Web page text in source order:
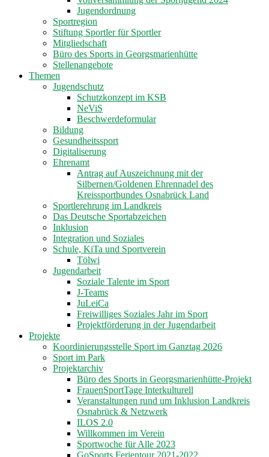
Jugendordnung
Sportregion
Stiftung Sportler für Sportler
Mitgliedschaft
Büro des Sports in Georgsmarienhütte
Stellenangebote
Themen
Jugendschutz
Schutzkonzept im KSB
NeViS
Beschwerdeformular
Bildung
Gesundheitssport
Digitaliserung
Ehrenamt
Antrag auf Auszeichnung mit der
Silbernen/Goldenen Ehrennadel des
Kreissportbundes Osnabrück Land
Sportlerehrung im Landkreis
Das Deutsche Sportabzeichen
Inklusion
Integration und Soziales
Schule, KiTa und Sportverein
Tölwi
Jugendarbeit
Soziale Talente im Sport
J-Teams
JuLeiCa
Freiwilliges Soziales Jahr im Sport
Projektförderung in der Jugendarbeit
Projekte
Koordinierungsstelle Sport im Ganztag 2026
Sport im Park
Projektarchiv
Büro des Sports in Georgsmarienhütte-Projekt
FrauenSportTage Interkulturell
Veranstaltungen rund um Inklusion Landkreis
Osnabrück & Netzwerk
ILOS 2.0
Willkommen im Verein
Sportwoche für Alle 2023
GoSports Ferientour 2021-2022